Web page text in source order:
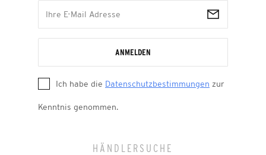
ANMELDEN
Ich habe die Datenschutzbestimmungen zur
Kenntnis genommen.
HÄNDLERSUCHE